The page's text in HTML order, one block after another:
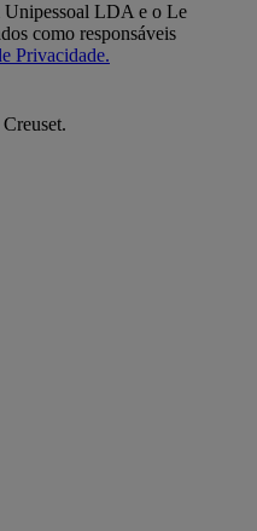
Unipessoal LDA e o Le
como responsáveis
Privacidade.